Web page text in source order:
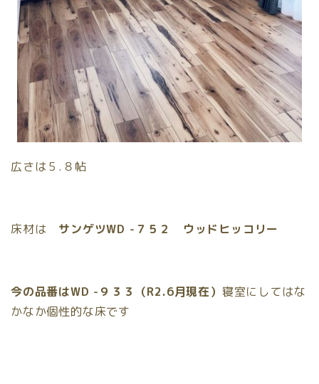
広さは５.８帖
床材は サンゲツWD -７５２ ウッドヒッコリー
今の品番はWD -９３３（R2.6月現在） 寝室にしてはな
かなか個性的な床です